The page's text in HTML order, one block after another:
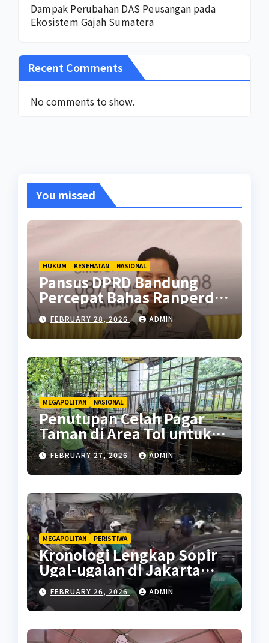
Dampak Perubahan DAS Peusangan pada
Ekosistem Gajah Sumatera
Recent Comments
No comments to show.
You missed
HUKUM KESEHATAN NASIONAL
Pansus DPRD Bandung
Percepat Bahas Ranperda
Pencegahan Seks Berisiko
FEBRUARY 28, 2026 ADMIN
MEGAPOLITAN NASIONAL
Penutupan Celah Pagar
Taman di Area Tol untuk
Cegah Penyalahgunaan
FEBRUARY 27, 2026 ADMIN
MEGAPOLITAN PERISTIWA
Kronologi Lengkap Sopir
Ugal-ugalan di Jakarta
Pusat
FEBRUARY 26, 2026 ADMIN